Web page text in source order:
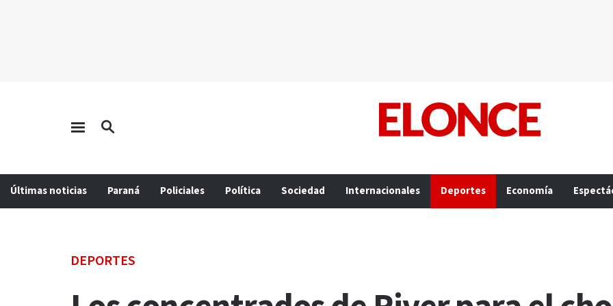
Últimas noticias Paraná Policiales Política Sociedad Internacionales Deportes Economía
DEPORTES